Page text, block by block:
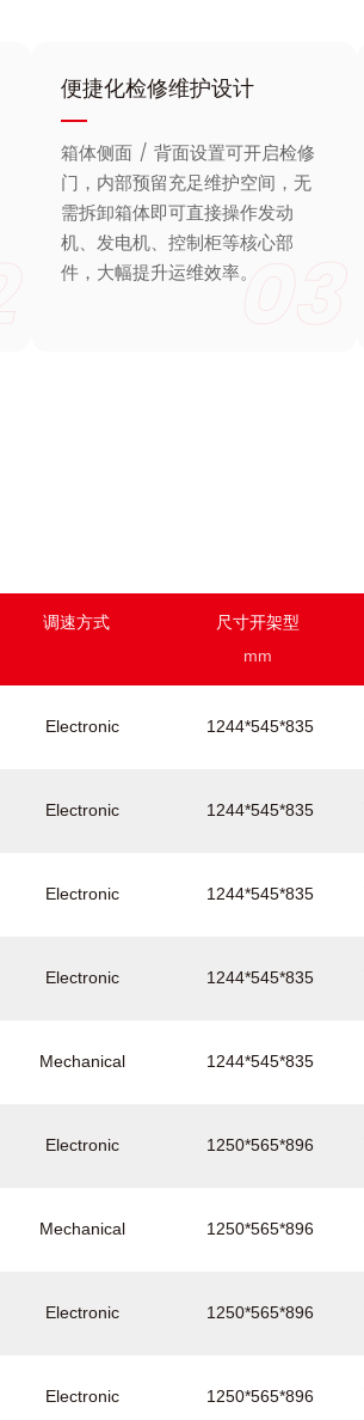
便捷化检修维护设计
箱体侧面 / 背面设置可开启检修
门，内部预留充足维护空间，无
需拆卸箱体即可直接操作发动
机、发电机、控制柜等核心部
件，大幅提升运维效率。03
调速方式
尺寸开架型
mm
Electronic 1244*545*835
Electronic 1244*545*835
Electronic 1244*545*835
Electronic 1244*545*835
Mechanical 1244*545*835
Electronic 1250*565*896
Mechanical 1250*565*896
Electronic 1250*565*896
Electronic 1250*565*896